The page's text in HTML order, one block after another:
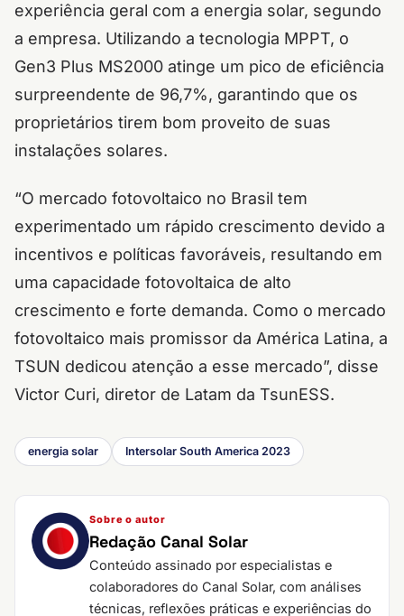
experiência geral com a energia solar, segundo
a empresa. Utilizando a tecnologia MPPT, o
Gen3 Plus MS2000 atinge um pico de eficiência
surpreendente de 96,7%, garantindo que os
proprietários tirem bom proveito de suas
instalações solares.
“O mercado fotovoltaico no Brasil tem
experimentado um rápido crescimento devido a
incentivos e políticas favoráveis, resultando em
uma capacidade fotovoltaica de alto
crescimento e forte demanda. Como o mercado
fotovoltaico mais promissor da América Latina, a
TSUN dedicou atenção a esse mercado”, disse
Victor Curi, diretor de Latam da TsunESS.
energia solar Intersolar South America 2023
Sobre o autor
Redação Canal Solar
Conteúdo assinado por especialistas e
colaboradores do Canal Solar, com análises
técnicas, reflexões práticas e experiências do